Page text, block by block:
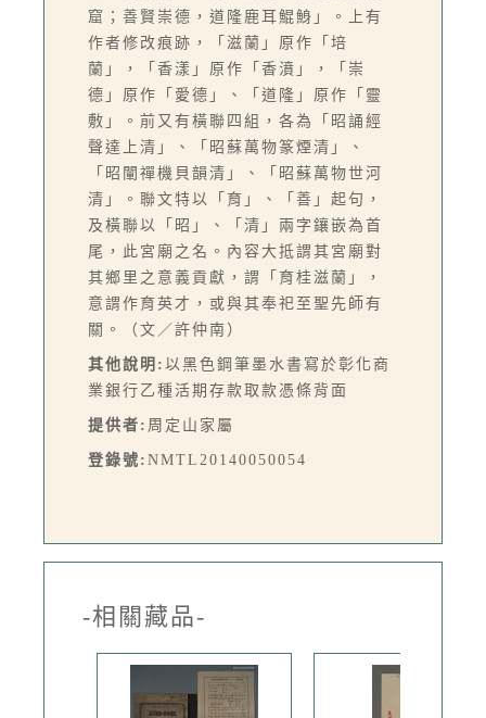
窟；善賢崇德，道隆鹿耳鯤鯓」。上有
作者修改痕跡，「滋蘭」原作「培
蘭」，「香漾」原作「香濆」，「崇
德」原作「愛德」、「道隆」原作「靈
敷」。前又有橫聯四組，各為「昭誦經
聲達上清」、「昭蘇萬物篆煙清」、
「昭闡禪機貝韻清」、「昭蘇萬物世河
清」。聯文特以「育」、「善」起句，
及橫聯以「昭」、「清」兩字鑲嵌為首
尾，此宮廟之名。內容大抵謂其宮廟對
其鄉里之意義貢獻，謂「育桂滋蘭」，
意謂作育英才，或與其奉祀至聖先師有
關。（文／許仲南）
其他說明: 以黑色鋼筆墨水書寫於彰化商
業銀行乙種活期存款取款憑條背面
提供者: 周定山家屬
登錄號: NMTL20140050054
-相關藏品-